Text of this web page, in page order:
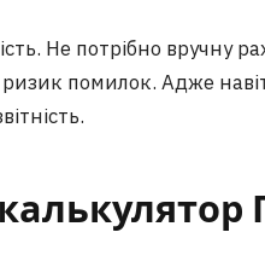
Не потрібно вручну
помилок. Адже